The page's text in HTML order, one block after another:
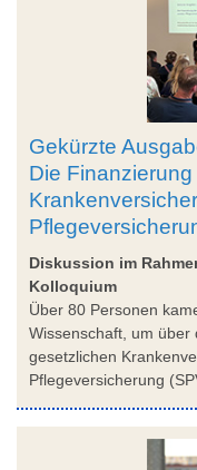
Gekürzte
Die
Diskussion im
Kolloquium
Über 80 Personen
Wissenschaft, um
gesetzlichen
Pflegeversicherung